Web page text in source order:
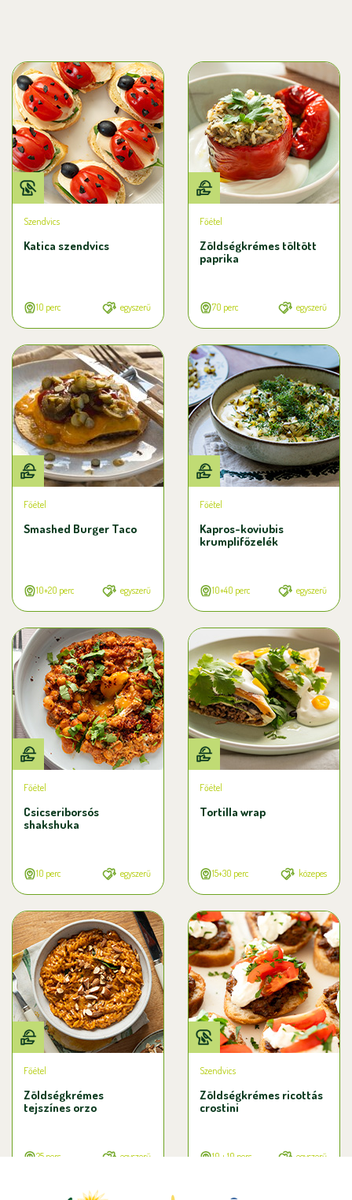
Szendvics
Katica szendvics
10 perc egyszerű
Főétel
Zöldségkrémes töltött
paprika
70 perc egyszerű
Főétel
Smashed Burger Taco
10+20 perc egyszerű
Főétel
Kapros-koviubis
krumplifőzelék
10+40 perc egyszerű
Főétel
Csicseriborsós
shakshuka
10 perc egyszerű
Főétel
Tortilla wrap
15+30 perc közepes
Főétel
Zöldségkrémes
tejszínes orzo
25 perc egyszerű
Szendvics
Zöldségkrémes ricottás
crostini
10 + 10 perc egyszerű